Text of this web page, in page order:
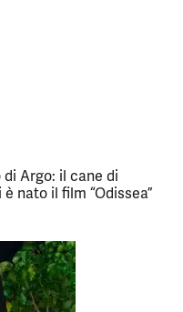
Argo: il cane di
nato il film “Odissea”